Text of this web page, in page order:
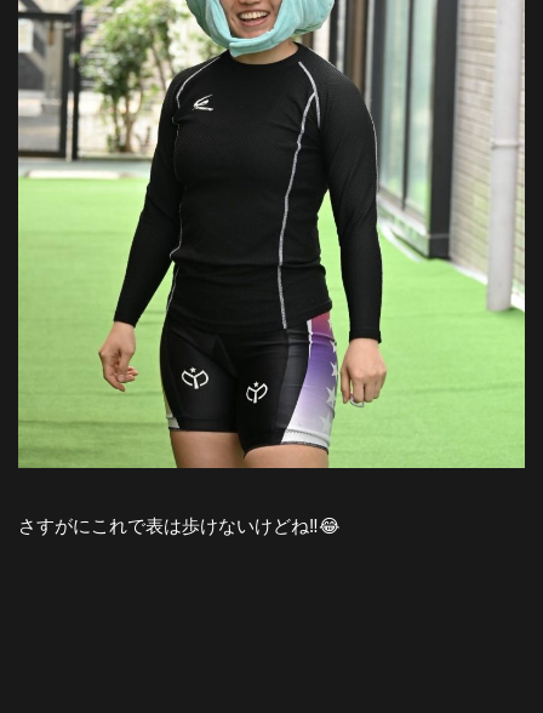
さすがにこれで表は歩けないけどね‼️😂